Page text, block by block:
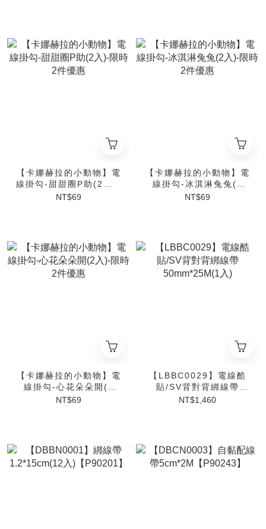
【卡娜赫拉的小動物】電
線掛勾-甜甜圈P助(2入)-
限時2件優惠
NT$69
【卡娜赫拉的小動物】電
線掛勾-冰淇淋兔兔(2
入)-限時2件優惠
NT$69
【卡娜赫拉的小動物】電
線掛勾-心花朵朵開(2
入)-限時2件優惠
NT$69
【LBBC0029】電線酷
貼/SV背對背綁線帶
50mm*25M(1入)
NT$1,460